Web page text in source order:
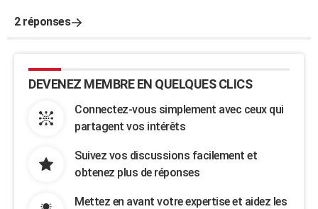
2 réponses
DEVENEZ MEMBRE EN QUELQUES CLICS
Connectez-vous simplement avec ceux qui
partagent vos intérêts
Suivez vos discussions facilement et
obtenez plus de réponses
Mettez en avant votre expertise et aidez les